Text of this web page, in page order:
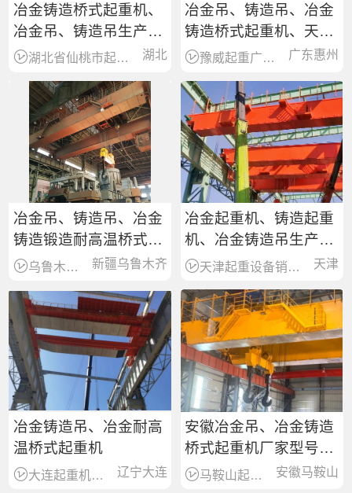
冶金铸造桥式起重机、
冶金吊、铸造吊生产厂
家、河南矿山起重机湖北
湖北省仙桃市起重机销售服务商
冶金吊、铸造吊、冶金
铸造桥式起重机、天
车、吊机、航吊厂家
广东惠州
豫威起重广东省惠州市销售服务处
冶金吊、铸造吊、冶金
铸造锻造耐高温桥式起
重机厂家、制造安装大
新疆乌鲁木齐
乌鲁木齐新起起重机公司
冶金起重机、铸造起重
机、冶金铸造吊生产安
装维修厂家
天津
天津起重设备销售服务商
冶金铸造吊、冶金耐高
温桥式起重机
辽宁大连
大连起重机械设备综合服务商
安徽冶金吊、冶金铸造
桥式起重机厂家型号、
参数图片、制造安装维
安徽马鞍山
马鞍山起重机销售服务商